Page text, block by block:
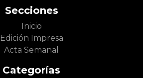
Secciones
Inicio
Edición Impresa
Acta Semanal
Categorías